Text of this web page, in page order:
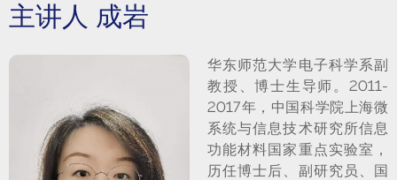
主讲人 成岩
华东师范大学电子科学系副
教授、博士生导师。2011-
2017年，中国科学院上海微
系统与信息技术研究所信息
功能材料国家重点实验室，
历任博士后、副研究员、国